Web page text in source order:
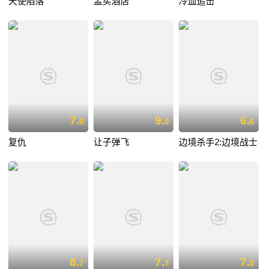
7.0
复仇
9.0
让子弹飞
6.6
边境杀手2:边境战士
8.7 7.7 7.0